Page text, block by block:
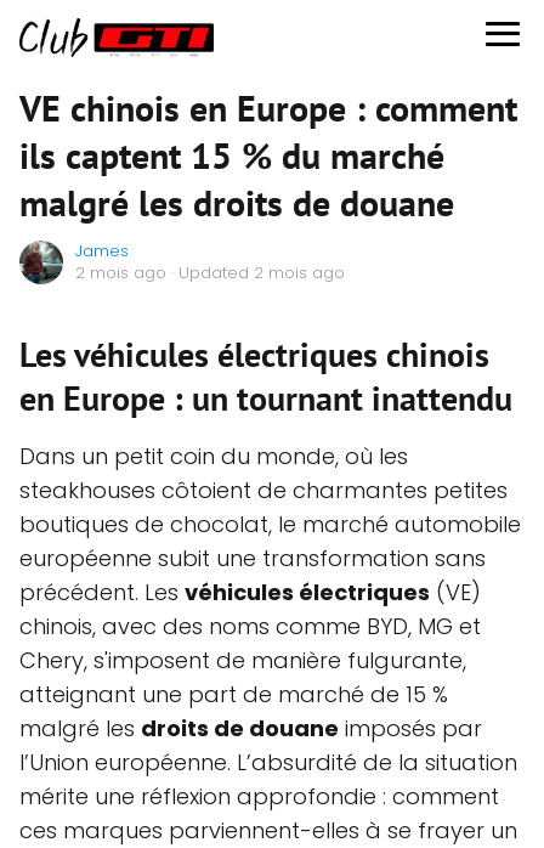
VE chinois en Europe : comment
ils captent 15 % du marché
malgré les droits de douane
James
2 mois ago · Updated 2 mois ago
Les véhicules électriques chinois
en Europe : un tournant inattendu
Dans un petit coin du monde, où les
steakhouses côtoient de charmantes petites
boutiques de chocolat, le marché automobile
européenne subit une transformation sans
précédent. Les véhicules électriques (VE)
chinois, avec des noms comme BYD, MG et
Chery, s'imposent de manière fulgurante,
atteignant une part de marché de 15 %
malgré les droits de douane imposés par
l’Union européenne. L’absurdité de la situation
mérite une réflexion approfondie : comment
ces marques parviennent-elles à se frayer un